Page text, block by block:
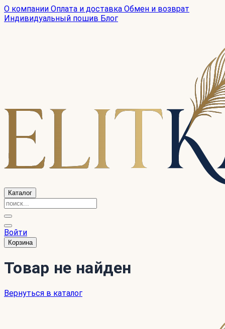
О компании Оплата и доставка Обмен и возврат
Индивидуальный пошив Блог
Каталог
Войти
Корзина
Товар не найден
Вернуться в каталог